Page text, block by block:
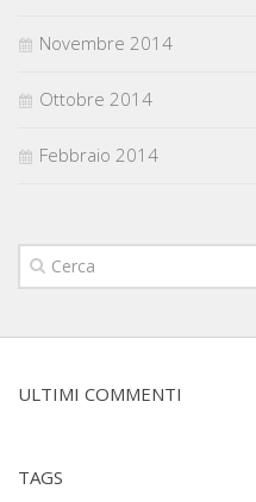
Novembre 2014
Ottobre 2014
Febbraio 2014
ULTIMI COMMENTI
TAGS